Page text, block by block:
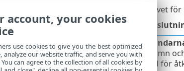
Standardalternativet
Använd
Fälten
användarnamn
ett lösenord för
account, your cookies
use cookies to give you the best optimized
analyze our website traffic, and serve you with
can agree to the collection of all cookies by